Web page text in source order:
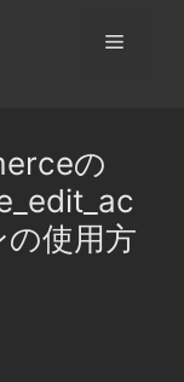
メ
ー
の
使用方